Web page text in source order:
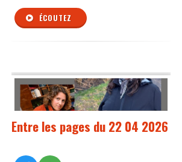
ÉCOUTEZ
Entre les pages du 22 04 2026